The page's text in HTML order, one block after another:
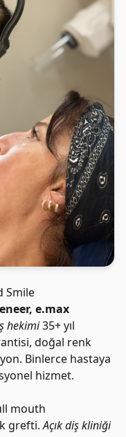
Smile
e.max
hekimi35+ yıl
doğal renk
Binlerce hastaya
hizmet.
mouth
grefti.Açık diş kliniği